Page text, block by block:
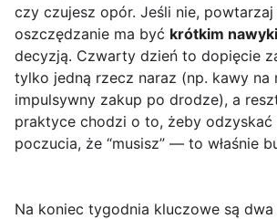
czy czujesz opór. Jeśli nie,
oszczędzanie ma być krótkim
decyzją. Czwarty dzień to dopięcie
tylko jedną rzecz naraz (np. kawy na
impulsywny zakup po drodze), a
praktyce chodzi o to, żeby odzyskać
poczucia, że “musisz” — to właśnie
Na koniec tygodnia kluczowe są